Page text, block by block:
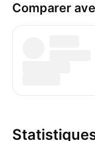
Comparer